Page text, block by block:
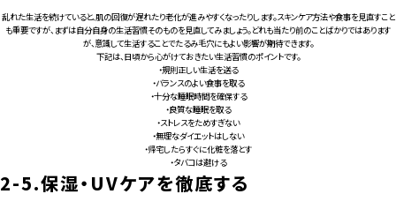
乱れた生活を続けていると、肌の回復が遅れたり老化が進みやすくなったりします。スキンケア方法や食事を見直すこと
も重要ですが、まずは自分自身の生活習慣そのものを見直してみましょう。どれも当たり前のことばかりではあります
が、意識して生活することでたるみ毛穴にもよい影響が期待できます。
下記は、日頃から心がけておきたい生活習慣のポイントです。
・規則正しい生活を送る
・バランスのよい食事を取る
・十分な睡眠時間を確保する
・良質な睡眠を取る
・ストレスをためすぎない
・無理なダイエットはしない
・帰宅したらすぐに化粧を落とす
・タバコは避ける
2-5.保湿・UVケアを徹底する